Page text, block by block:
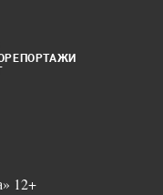
12+